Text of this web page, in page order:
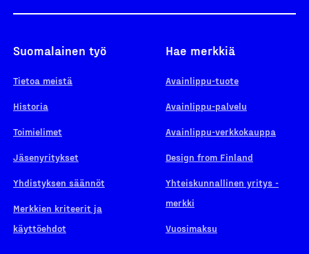
Suomalainen työ
Tietoa meistä
Historia
Toimielimet
Jäsenyritykset
Yhdistyksen säännöt
Merkkien kriteerit ja
käyttöehdot
Hae merkkiä
Avainlippu-tuote
Avainlippu-palvelu
Avainlippu-verkkokauppa
Design from Finland
Yhteiskunnallinen yritys -
merkki
Vuosimaksu